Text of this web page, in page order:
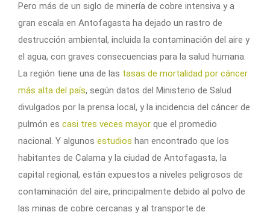
Pero más de un siglo de minería de cobre intensiva y a
gran escala en Antofagasta ha dejado un rastro de
destrucción ambiental, incluida la contaminación del aire y
el agua, con graves consecuencias para la salud humana.
La región tiene una de las tasas de mortalidad por cáncer
más alta del país, según datos del Ministerio de Salud
divulgados por la prensa local, y la incidencia del cáncer de
pulmón es casi tres veces mayor que el promedio
nacional. Y algunos estudios han encontrado que los
habitantes de Calama y la ciudad de Antofagasta, la
capital regional, están expuestos a niveles peligrosos de
contaminación del aire, principalmente debido al polvo de
las minas de cobre cercanas y al transporte de